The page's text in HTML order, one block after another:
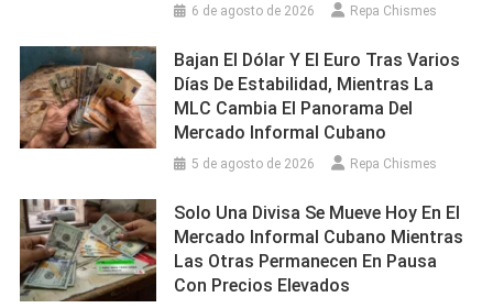
6 de agosto de 2026 Repa Chismes
Bajan El Dólar Y El Euro Tras Varios
Días De Estabilidad, Mientras La
MLC Cambia El Panorama Del
Mercado Informal Cubano
5 de agosto de 2026 Repa Chismes
Solo Una Divisa Se Mueve Hoy En El
Mercado Informal Cubano Mientras
Las Otras Permanecen En Pausa
Con Precios Elevados